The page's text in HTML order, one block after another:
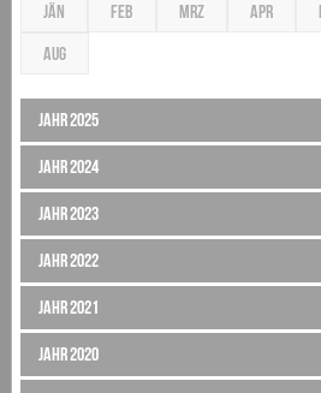
JÄN FEB MRZ APR
AUG
Jahr 2025
Jahr 2024
Jahr 2023
Jahr 2022
Jahr 2021
Jahr 2020